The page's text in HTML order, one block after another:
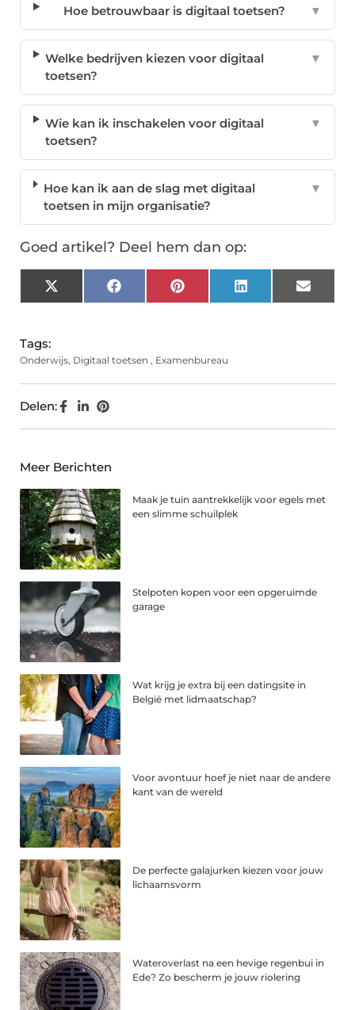
Hoe betrouwbaar is digitaal toetsen? ▼
Welke bedrijven kiezen voor digitaal
toetsen?
▼
Wie kan ik inschakelen voor digitaal
toetsen?
▼
Hoe kan ik aan de slag met digitaal
toetsen in mijn organisatie?
▼
Goed artikel? Deel hem dan op:
X
(Twitter)
FacebookPinterest LinkedIn Email
Tags:
Onderwijs, Digitaal toetsen , Examenbureau
Delen:
Meer Berichten
Maak je tuin aantrekkelijk voor egels met
een slimme schuilplek
Stelpoten kopen voor een opgeruimde
garage
Wat krijg je extra bij een datingsite in
België met lidmaatschap?
Voor avontuur hoef je niet naar de andere
kant van de wereld
De perfecte galajurken kiezen voor jouw
lichaamsvorm
Wateroverlast na een hevige regenbui in
Ede? Zo bescherm je jouw riolering